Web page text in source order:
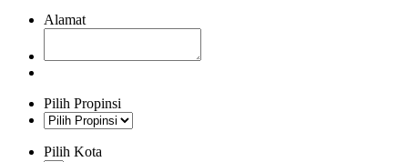
Alamat
Pilih Propinsi
Pilih Kota